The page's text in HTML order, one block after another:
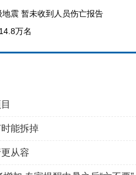
震 暂未收到人员伤亡报告
万名
能拆掉
从容